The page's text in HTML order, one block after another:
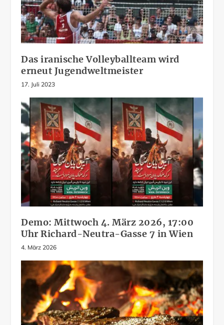
Das iranische Volleyballteam wird
erneut Jugendweltmeister
17. Juli 2023
Demo: Mittwoch 4. März 2026, 17:00
Uhr Richard-Neutra-Gasse 7 in Wien
4. März 2026